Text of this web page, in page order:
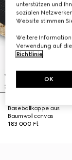
Baseballkappe aus
Baumwollcanvas
183 000 Ft
unterstützen und
sozialen
Website stimmen
Weitere
Verwendung auf
Richtlinie.
OK